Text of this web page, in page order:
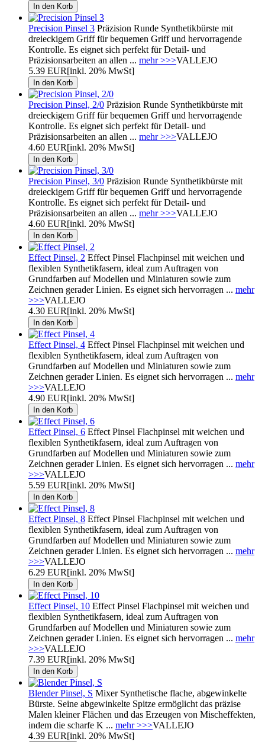
Precision Pinsel 3 Präzision Runde Synthetikbürste mit
dreieckigem Griff für bequemen Griff und hervorragende
Kontrolle. Es eignet sich perfekt für Detail- und
Präzisionsarbeiten an allen ... mehr >>>VALLEJO
5.39 EUR[inkl. 20% MwSt]
Precision Pinsel, 2/0 Präzision Runde Synthetikbürste mit
dreieckigem Griff für bequemen Griff und hervorragende
Kontrolle. Es eignet sich perfekt für Detail- und
Präzisionsarbeiten an allen ... mehr >>>VALLEJO
4.60 EUR[inkl. 20% MwSt]
Precision Pinsel, 3/0 Präzision Runde Synthetikbürste mit
dreieckigem Griff für bequemen Griff und hervorragende
Kontrolle. Es eignet sich perfekt für Detail- und
Präzisionsarbeiten an allen ... mehr >>>VALLEJO
4.60 EUR[inkl. 20% MwSt]
Effect Pinsel, 2 Effect Pinsel Flachpinsel mit weichen und
flexiblen Synthetikfasern, ideal zum Auftragen von
Grundfarben auf Modellen und Miniaturen sowie zum
Zeichnen gerader Linien. Es eignet sich hervorragen ... mehr
>>>VALLEJO
4.30 EUR[inkl. 20% MwSt]
Effect Pinsel, 4 Effect Pinsel Flachpinsel mit weichen und
flexiblen Synthetikfasern, ideal zum Auftragen von
Grundfarben auf Modellen und Miniaturen sowie zum
Zeichnen gerader Linien. Es eignet sich hervorragen ... mehr
>>>VALLEJO
4.90 EUR[inkl. 20% MwSt]
Effect Pinsel, 6 Effect Pinsel Flachpinsel mit weichen und
flexiblen Synthetikfasern, ideal zum Auftragen von
Grundfarben auf Modellen und Miniaturen sowie zum
Zeichnen gerader Linien. Es eignet sich hervorragen ... mehr
>>>VALLEJO
5.59 EUR[inkl. 20% MwSt]
Effect Pinsel, 8 Effect Pinsel Flachpinsel mit weichen und
flexiblen Synthetikfasern, ideal zum Auftragen von
Grundfarben auf Modellen und Miniaturen sowie zum
Zeichnen gerader Linien. Es eignet sich hervorragen ... mehr
>>>VALLEJO
6.29 EUR[inkl. 20% MwSt]
Effect Pinsel, 10 Effect Pinsel Flachpinsel mit weichen und
flexiblen Synthetikfasern, ideal zum Auftragen von
Grundfarben auf Modellen und Miniaturen sowie zum
Zeichnen gerader Linien. Es eignet sich hervorragen ... mehr
>>>VALLEJO
7.39 EUR[inkl. 20% MwSt]
Blender Pinsel, S Mixer Synthetische flache, abgewinkelte
Bürste. Seine abgewinkelte Spitze ermöglicht das präzise
Malen kleiner Flächen und das Erzeugen von Mischeffekten,
indem die scharfe K ... mehr >>>VALLEJO
4.39 EUR[inkl. 20% MwSt]